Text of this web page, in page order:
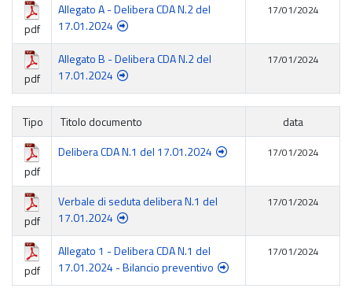
pdf
Allegato A - Delibera CDA N.2 del
17.01.2024
17/01/2024
pdf
Allegato B - Delibera CDA N.2 del
17.01.2024
17/01/2024
Tipo Titolo documento data
pdf
Delibera CDA N.1 del 17.01.2024 17/01/2024
pdf
Verbale di seduta delibera N.1 del
17.01.2024
17/01/2024
pdf
Allegato 1 - Delibera CDA N.1 del
17.01.2024 - Bilancio preventivo
17/01/2024